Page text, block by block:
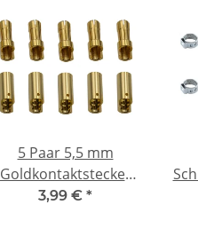
5 Paar 5,5 mm
Goldkontaktstecker
Verbinder
3,99 € *